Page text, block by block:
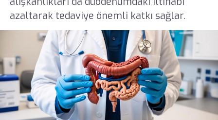
azaltarak tedaviye önemli katkı sağlar.